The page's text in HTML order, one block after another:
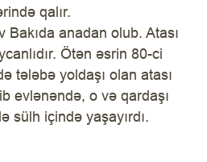
qalır.
Bakıda anadan olub. Atası
Ötən əsrin 80-ci
tələbə yoldaşı olan atası
evlənəndə, o və qardaşı
sülh içində yaşayırdı.